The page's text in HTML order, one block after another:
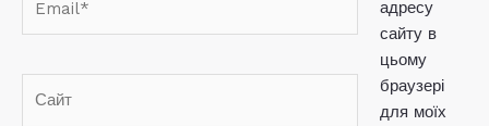
адресу
сайту в
цьому
браузері
для моїх